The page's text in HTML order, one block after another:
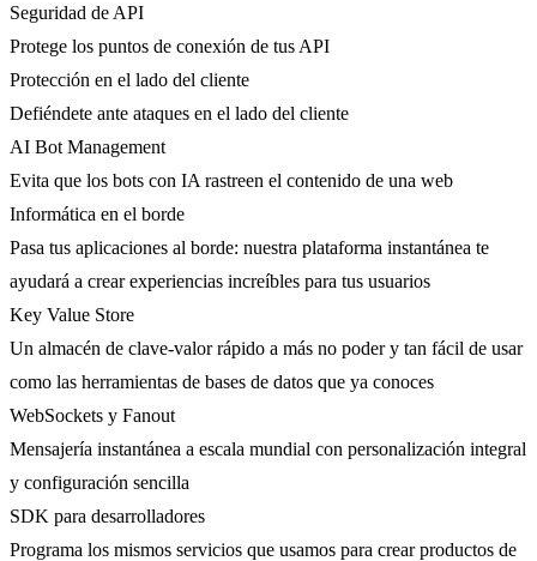
Seguridad de API
Protege los puntos de conexión de tus API
Protección en el lado del cliente
Defiéndete ante ataques en el lado del cliente
AI Bot Management
Evita que los bots con IA rastreen el contenido de una web
Informática en el borde
Pasa tus aplicaciones al borde: nuestra plataforma instantánea te
ayudará a crear experiencias increíbles para tus usuarios
Key Value Store
Un almacén de clave-valor rápido a más no poder y tan fácil de usar
como las herramientas de bases de datos que ya conoces
WebSockets y Fanout
Mensajería instantánea a escala mundial con personalización integral
y configuración sencilla
SDK para desarrolladores
Programa los mismos servicios que usamos para crear productos de